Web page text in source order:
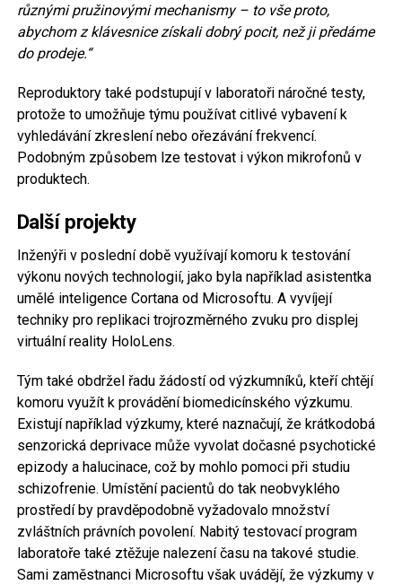
různými pružinovými mechanismy – to vše proto,
abychom z klávesnice získalidobrý pocit, než ji předáme
do prodeje.“
Reproduktory také podstupují v laboratoři náročné testy,
protože to umožňuje týmu používat citlivé vybavení k
vyhledávání zkreslení nebo ořezávání frekvencí.
Podobným způsobem lze testovat i výkon mikrofonů v
produktech.
Další projekty
Inženýři v poslední době využívají komoru k testování
výkonu nových technologií, jako byla například asistentka
umělé inteligence Cortana od Microsoftu. A vyvíjejí
techniky pro replikaci trojrozměrného zvuku pro displej
virtuální reality HoloLens.
Tým také obdržel řadu žádostí od výzkumníků, kteří chtějí
komoru využít k provádění biomedicínského výzkumu.
Existují například výzkumy, které naznačují, že krátkodobá
senzorická deprivace může vyvolat dočasné psychotické
epizody a halucinace, což by mohlo pomoci při studiu
schizofrenie. Umístění pacientů do tak neobvyklého
prostředí by pravděpodobně vyžadovalo množství
zvláštních právních povolení. Nabitý testovací program
laboratoře také ztěžuje nalezení času na takové studie.
Sami zaměstnanci Microsoftu však uvádějí, že výzkumy v